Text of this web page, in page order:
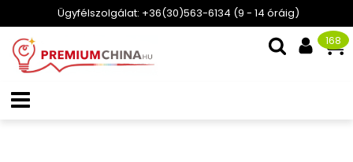
Ügyfélszolgálat: +36(30)563-6134 (9 - 14 óráig)
168